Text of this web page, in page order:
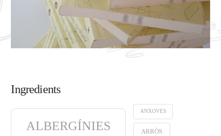
Ingredients
ALBERGÍNIES
ANXOVES
ARRÒS